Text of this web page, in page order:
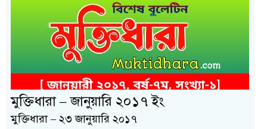
মুক্তিধারা – জানুয়ারি ২০১৭ ইং
মুক্তিধারা – ২৩ জানুয়ারি ২০১৭